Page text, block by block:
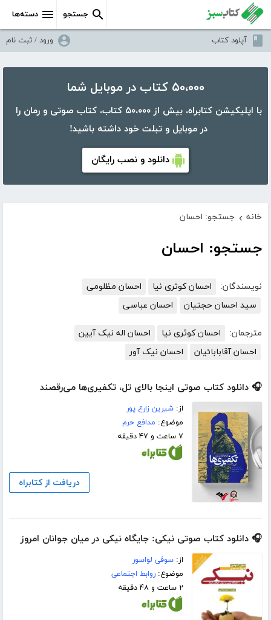
دسته‌ها جستجو
آپلود کتاب ورود / ثبت نام
۵۰،۰۰۰ کتاب در موبایل شما
با اپلیکیشن کتابراه، بیش از ۵۰،۰۰۰ کتاب، کتاب صوتی و رمان را
در موبایل و تبلت خود داشته باشید!
دانلود و نصب رایگان
خانه › جستجو: احسان
جستجو: احسان
نویسندگان: احسان كوثری نیا
احسان مظلومی
سید احسان حجتیان
احسان عباسی
مترجمان: احسان کوثری نیا
احسان اله نیک آیین
احسان آقابابائیان
احسان نیک آور
🎧 دانلود کتاب صوتی اینجا بالای تل، تکفیری‌ها می‌رقصند
از:شیرین زارع پور
موضوع: مدافع حرم
۷ ساعت و ۴۷ دقیقه
دریافت از کتابراه
🎧 دانلود کتاب صوتی نیکی: جایگاه نیکی در میان جوانان امروز
از:سوفی لواسور
موضوع:روابط اجتماعی
۲ ساعت و ۴۸ دقیقه